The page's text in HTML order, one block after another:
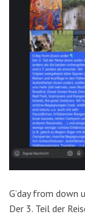
G’day from down
Der 3. Teil der